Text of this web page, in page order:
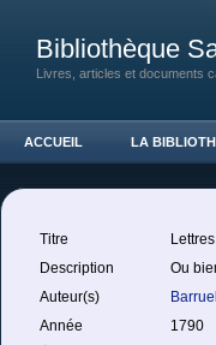
Bibliothèque
Livres, articles et documents
ACCUEIL LA
Titre
Description
Ou
Auteur(s)
Année
1790